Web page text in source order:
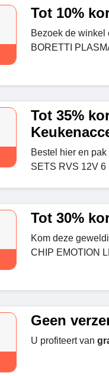
Tot 10%
Bezoek de winkel
BORETTI
Tot 35%
Bestel hier en pak
SETS RVS 12V 6
Tot 30%
Kom deze
CHIP EMOTION
Geen
U profiteert van